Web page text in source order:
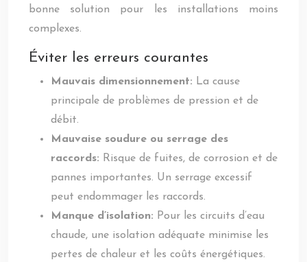
bonne solution pour les installations moins
complexes.
Éviter les erreurs courantes
Mauvais dimensionnement: La cause
principale de problèmes de pression et de
débit.
Mauvaise soudure ou serrage des
raccords: Risque de fuites, de corrosion et de
pannes importantes. Un serrage excessif
peut endommager les raccords.
Manque d’isolation: Pour les circuits d’eau
chaude, une isolation adéquate minimise les
pertes de chaleur et les coûts énergétiques.